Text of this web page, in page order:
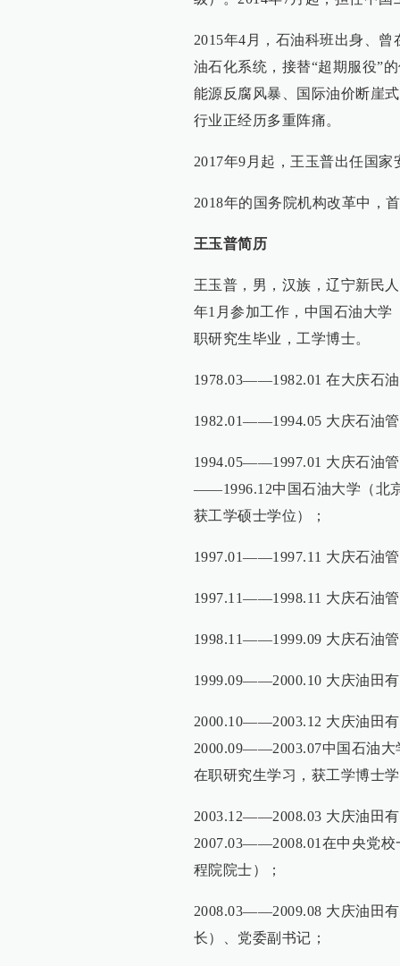
2015年4月，石油科班出身、
油石化系统，接替“超期服役”
能源反腐风暴、国际油价断崖
行业正经历多重阵痛。
2017年9月起，王玉普出任国
2018年的国务院机构改革中，
王玉普简历
王玉普，男，汉族，辽宁新民
年1月参加工作，中国石油大
职研究生毕业，工学博士。
1978.03——1982.01 在大庆石
1982.01——1994.05 大庆石油
1994.05——1997.01 大庆石油
——1996.12中国石油大学（北
获工学硕士学位）；
1997.01——1997.11 大庆石油
1997.11——1998.11 大庆石油
1998.11——1999.09 大庆石油
1999.09——2000.10 大庆油田
2000.10——2003.12 大庆油田
2000.09——2003.07中国石油大
在职研究生学习，获工学博士
2003.12——2008.03 大庆油田
2007.03——2008.01在中央党校
程院院士）；
2008.03——2009.08 大庆油田
长）、党委副书记；